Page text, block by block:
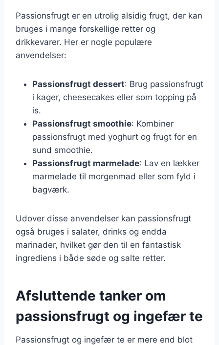
Passionsfrugt er en utrolig alsidig frugt, der kan
bruges i mange forskellige retter og
drikkevarer. Her er nogle populære
anvendelser:
Passionsfrugt dessert: Brug passionsfrugt
i kager, cheesecakes eller som topping på
is.
Passionsfrugt smoothie: Kombiner
passionsfrugt med yoghurt og frugt for en
sund smoothie.
Passionsfrugt marmelade: Lav en lækker
marmelade til morgenmad eller som fyld i
bagværk.
Udover disse anvendelser kan passionsfrugt
også bruges i salater, drinks og endda
marinader, hvilket gør den til en fantastisk
ingrediens i både søde og salte retter.
Afsluttende tanker om
passionsfrugt og ingefær te
Passionsfrugt og ingefær te er mere end blot